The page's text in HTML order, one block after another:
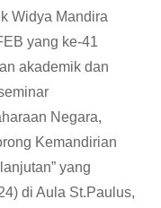
Widya Mandira
yang ke-41
akademik dan
Negara,
Kemandirian
yang
di Aula St.Paulus,